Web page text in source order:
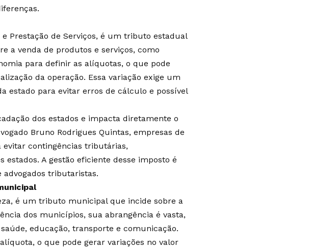
Prestação de Serviços, é um tributo estadual
a venda de produtos e serviços, como
para definir as alíquotas, o que pode
da operação. Essa variação exige um
estado para evitar erros de cálculo e possível
dos estados e impacta diretamente o
Bruno Rodrigues Quintas, empresas de
evitar contingências tributárias,
A gestão eficiente desse imposto é
tributaristas.
é um tributo municipal que incide sobre a
dos municípios, sua abrangência é vasta,
educação, transporte e comunicação.
o que pode gerar variações no valor